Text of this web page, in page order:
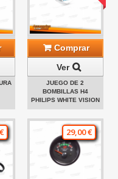
Comprar
Ver
JUEGO DE 2
BOMBILLAS H4
PHILIPS WHITE VISION
29,00 €